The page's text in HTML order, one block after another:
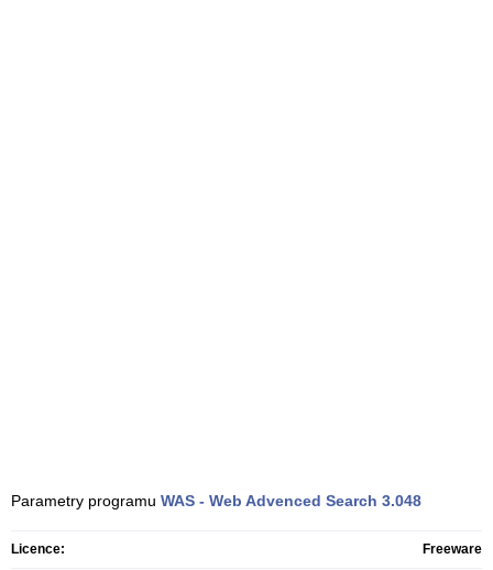
Parametry programu WAS - Web Advenced Search 3.048
Licence: Freeware